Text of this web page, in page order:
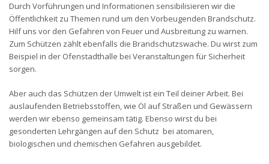
Durch Vorführungen und Informationen sensibilisieren wir die
Öffentlichkeit zu Themen rund um den Vorbeugenden Brandschutz.
Hilf uns vor den Gefahren von Feuer und Ausbreitung zu warnen.
Zum Schützen zählt ebenfalls die Brandschutzswache. Du wirst zum
Beispiel in der Ofenstadthalle bei Veranstaltungen für Sicherheit
sorgen.
Aber auch das Schützen der Umwelt ist ein Teil deiner Arbeit. Bei
auslaufenden Betriebsstoffen, wie Öl auf Straßen und Gewässern
werden wir ebenso gemeinsam tätig. Ebenso wirst du bei
gesonderten Lehrgängen auf den Schutz bei atomaren,
biologischen und chemischen Gefahren ausgebildet.